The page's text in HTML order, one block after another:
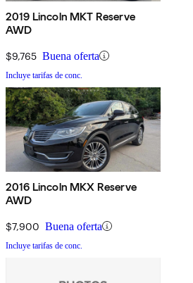
2019 Lincoln MKT Reserve
AWD
$9,765 Buena oferta
Incluye tarifas de conc.
2016 Lincoln MKX Reserve
AWD
$7,900 Buena oferta
Incluye tarifas de conc.